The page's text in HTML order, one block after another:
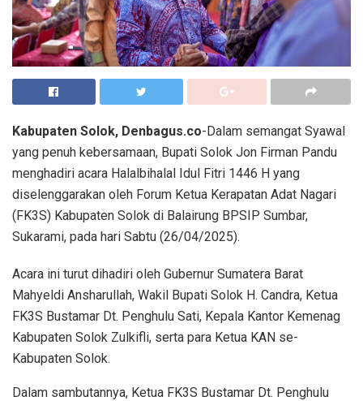
Kabupaten Solok, Denbagus.co-Dalam semangat Syawal
yang penuh kebersamaan, Bupati Solok Jon Firman Pandu
menghadiri acara Halalbihalal Idul Fitri 1446 H yang
diselenggarakan oleh Forum Ketua Kerapatan Adat Nagari
(FK3S) Kabupaten Solok di Balairung BPSIP Sumbar,
Sukarami, pada hari Sabtu (26/04/2025).
Acara ini turut dihadiri oleh Gubernur Sumatera Barat
Mahyeldi Ansharullah, Wakil Bupati Solok H. Candra, Ketua
FK3S Bustamar Dt. Penghulu Sati, Kepala Kantor Kemenag
Kabupaten Solok Zulkifli, serta para Ketua KAN se-
Kabupaten Solok.
Dalam sambutannya, Ketua FK3S Bustamar Dt. Penghulu